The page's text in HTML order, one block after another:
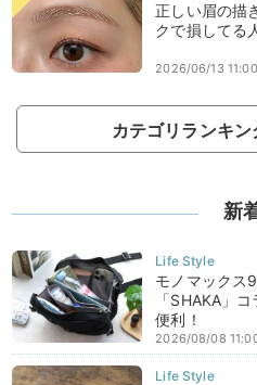
正しい眉の描
クで損してる
2026/06/13 11:00
カテゴリランキ
新
モノマックス
「SHAKA」
便利！
2026/08/08